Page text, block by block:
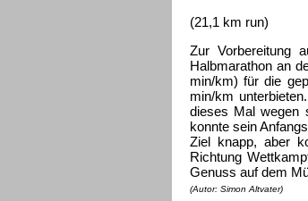
(21,1 km run)
Zur Vorbereitung
Halbmarathon an
min/km) für die
min/km
dieses Mal wegen
konnte sein
Ziel knapp, aber
Richtung
Genuss auf dem
(Autor: Simon Altvater)